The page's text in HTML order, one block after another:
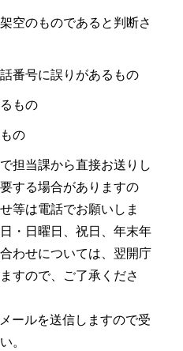
空のものであると判断さ
番号に誤りがあるもの
もの
の
担当課から直接お送りし
する場合がありますの
等は電話でお願いしま
・日曜日、祝日、年末年
わせについては、翌開庁
すので、ご了承くださ
ールを送信しますので受
。